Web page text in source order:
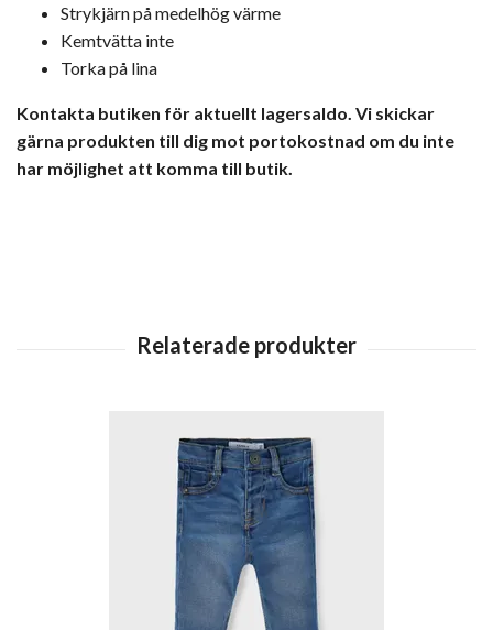
Strykjärn på medelhög värme
Kemtvätta inte
Torka på lina
Kontakta butiken för aktuellt lagersaldo. Vi skickar
gärna produkten till dig mot portokostnad om du inte
har möjlighet att komma till butik.